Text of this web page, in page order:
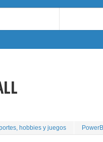
hobbies y juegos